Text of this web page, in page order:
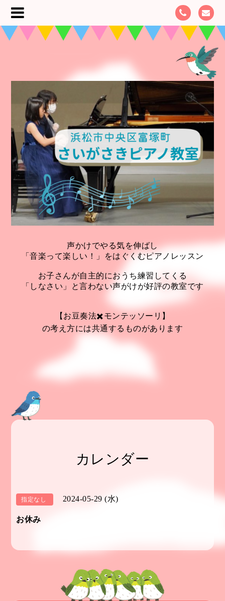
声かけでやる気を伸ばし
「音楽って楽しい！」をはぐくむピアノレッスン
お子さんが自主的におうち練習してくる
「しなさい」と言わない声がけが好評の教室です
【お豆奏法✖️モンテッソーリ】
の考え方には共通するものがあります
カレンダー
指定なし 2024-05-29 (水)
お休み